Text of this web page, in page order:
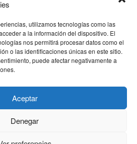
utilizamos tecnologías como las
a la información del dispositivo. El
nos permitirá procesar datos como el
o las identificaciones únicas en este sitio.
puede afectar negativamente a
Aceptar
Denegar
DE TRABAJO
- Viernes: 09.00am a
por los Fondos Next Generation
de recuperación y resiliencia.